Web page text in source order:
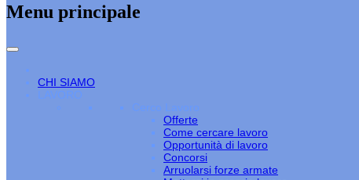
Menu principale
CHI SIAMO
LAVORO
Cerco Lavoro
Offerte
Come cercare lavoro
Opportunità di lavoro
Concorsi
Arruolarsi forze armate